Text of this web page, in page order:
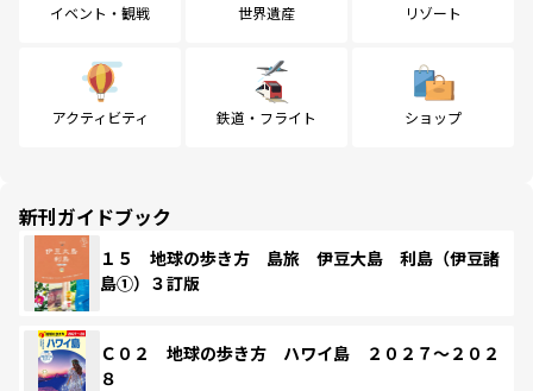
イベント・観戦 世界遺産 リゾート
アクティビティ 鉄道・フライト ショップ
新刊ガイドブック
１５ 地球の歩き方 島旅 伊豆大島 利島（伊豆諸
島①）３訂版
Ｃ０２ 地球の歩き方 ハワイ島 ２０２７～２０２
８